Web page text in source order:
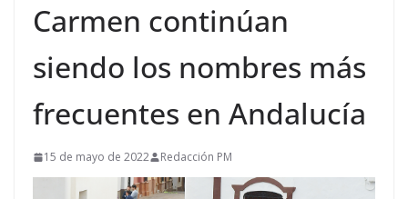
Carmen continúan
siendo los nombres más
frecuentes en Andalucía
15 de mayo de 2022 Redacción PM